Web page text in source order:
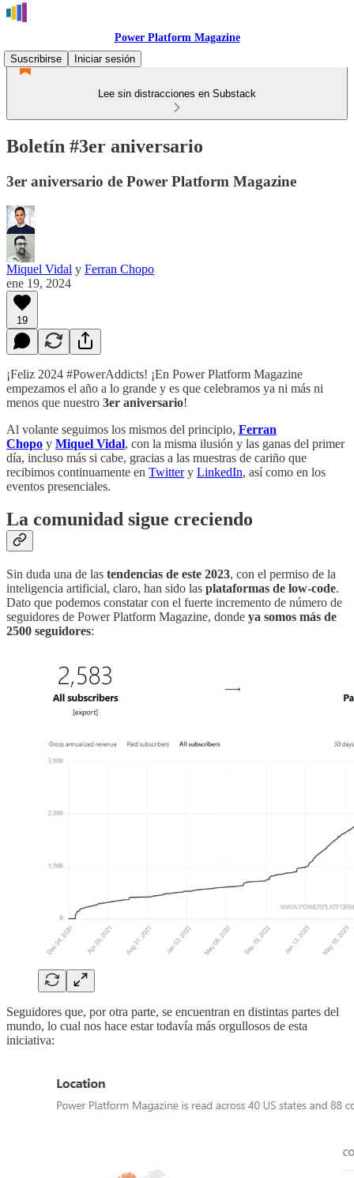
Power Platform Magazine
Suscribirse
Iniciar sesión
Lee sin distracciones en Substack
Boletín #3er aniversario
3er aniversario de Power Platform Magazine
Miquel Vidal y Ferran Chopo
ene 19, 2024
19
¡Feliz 2024 #PowerAddicts! ¡En Power Platform Magazine
empezamos el año a lo grande y es que celebramos ya ni más ni
menos que nuestro 3er aniversario!
Al volante seguimos los mismos del principio, Ferran
Chopo y Miquel Vidal, con la misma ilusión y las ganas del primer
día, incluso más si cabe, gracias a las muestras de cariño que
recibimos continuamente en Twittery LinkedIn, así como en los
eventos presenciales.
La comunidad sigue creciendo
Sin duda una de las tendencias de este 2023, con el permiso de la
inteligencia artificial, claro, han sido las plataformas de low-code.
Dato que podemos constatar con el fuerte incremento de número de
seguidores de Power Platform Magazine, donde ya somos más de
2500 seguidores:
Seguidores que, por otra parte, se encuentran en distintas partes del
mundo, lo cual nos hace estar todavía más orgullosos de esta
iniciativa: